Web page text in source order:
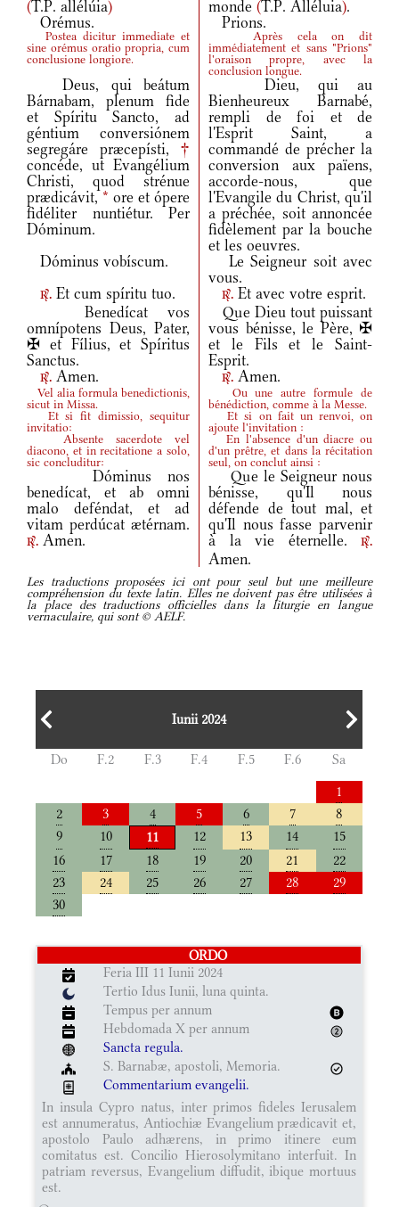
(T.P. allélúia)
monde (T.P. Alléluia).
Orémus.
Prions.
Postea dicitur immediate et
sine orémus oratio propria, cum
conclusione longiore.
Après cela on dit
immédiatement et sans "Prions"
l'oraison propre, avec la
conclusion longue.
Deus, qui beátum
Bárnabam, plenum fide
et Spíritu Sancto, ad
géntium conversiónem
segregáre præcepísti, †
concéde, ut Evangélium
Christi, quod strénue
prædicávit, * ore et ópere
fidéliter nuntiétur. Per
Dóminum.
Dieu, qui au
Bienheureux Barnabé,
rempli de foi et de
l'Esprit Saint, a
commandé de précher la
conversion aux païens,
accorde-nous, que
l'Evangile du Christ, qu'il
a préchée, soit annoncée
fidèlement par la bouche
et les oeuvres.
Dóminus vobíscum.
Le Seigneur soit avec
vous.
r. Et cum spíritu tuo. r. Et avec votre esprit.
Benedícat vos
omnípotens Deus, Pater,
✠ et Fílius, et Spíritus
Sanctus.
Que Dieu tout puissant
vous bénisse, le Père, ✠
et le Fils et le Saint-
Esprit.
r. Amen. r. Amen.
Vel alia formula benedictionis,
sicut in Missa.
Ou une autre formule de
bénédiction, comme à la Messe.
Et si fit dimissio, sequitur
invitatio:
Et si on fait un renvoi, on
ajoute l'invitation :
Absente sacerdote vel
diacono, et in recitatione a solo,
sic concluditur:
En l'absence d'un diacre ou
d'un prêtre, et dans la récitation
seul, on conclut ainsi :
Dóminus nos
benedícat, et ab omni
malo deféndat, et ad
vitam perdúcat ætérnam.
r. Amen.
Que le Seigneur nous
bénisse, qu'Il nous
défende de tout mal, et
qu'Il nous fasse parvenir
à la vie éternelle.
r.
Amen.
Les traductions proposées ici ont pour seul but une meilleure
compréhension du texte latin. Elles ne doivent pas être utilisées à
la place des traductions officielles dans la liturgie en langue
vernaculaire, qui sont © AELF.
Iunii 2024
Do F.2 F.3 F.4 F.5 F.6
Sa
1
2
3 4 5 6 7
8
9
10 11 12 13 14
15
16
17 18 19 20 21
22
23
24 25 26 27 28
29
30
ORDO
Feria III 11 Iunii 2024
Tertio Idus Iunii, luna quinta.
Tempus per annum
Hebdomada X per annum
Sancta regula.
S. Barnabæ, apostoli, Memoria.
Commentarium evangelii.
In insula Cypro natus, inter primos fideles Ierusalem
est annumeratus, Antiochiæ Evangelium prædicavit et,
apostolo Paulo adhærens, in primo itinere eum
comitatus est. Concilio Hierosolymitano interfuit. In
patriam reversus, Evangelium diffudit, ibique mortuus
est.